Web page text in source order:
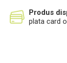
Produs
plata card